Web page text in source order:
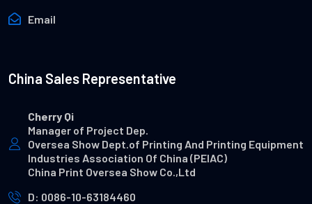
Email
China Sales Representative
Cherry Qi
Manager of Project Dep.
Oversea Show Dept.of Printing And Printing Equipment
Industries Association Of China (PEIAC)
China Print Oversea Show Co.,Ltd
D: 0086-10-63184460